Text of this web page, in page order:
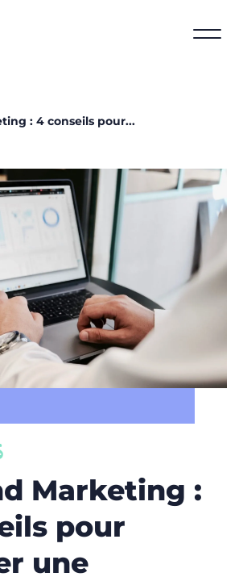
: 4 conseils pour...
Marketing :
pour
une